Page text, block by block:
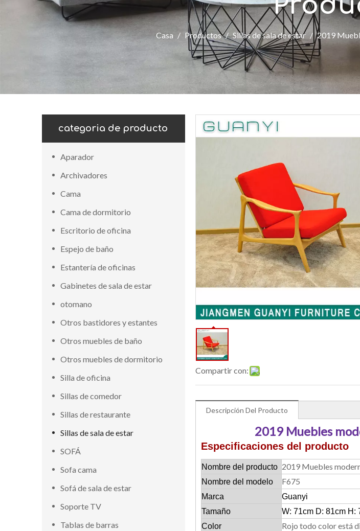
Casa / Productos / Sillas de sala de estar / 2019
categoria de producto
Aparador
Archivadores
Cama
Cama de dormitorio
Escritorio de oficina
Espejo de baño
Estantería de oficinas
Gabinetes de sala de estar
otomano
Otros bastidores y estantes
Otros muebles de baño
Otros muebles de dormitorio
Silla de oficina
Sillas de comedor
Sillas de restaurante
Sillas de sala de estar
SOFÁ
Sofa cama
Sofá de sala de estar
Soporte TV
Tablas de barras
Compartir con:
Descripción Del Producto
2019 Muebles
Especificaciones del producto
Nombre del producto 2019 Muebles
Nombre del modelo F675
Marca
Guanyi
Tamaño
W: 71cm D: 81cm H:
Color
Rojo todo color está